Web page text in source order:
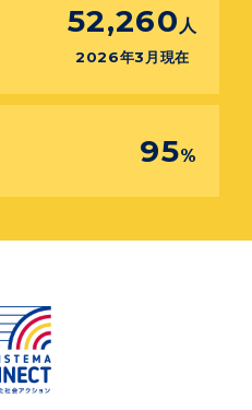
52,260 人
2026年3月現在
95%